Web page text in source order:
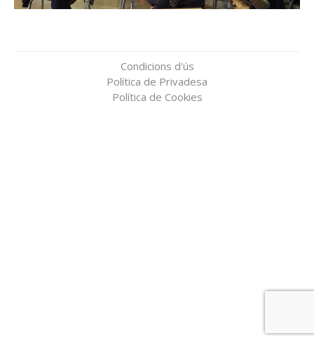
Condicions d'ús
Política de Privadesa
Política de Cookies